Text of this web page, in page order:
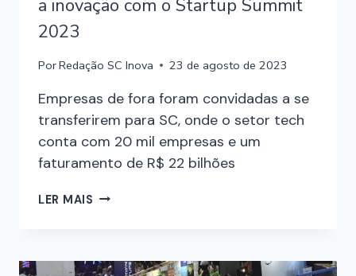
a inovação com o Startup Summit
2023
PorRedação SC Inova 23 de agosto de 2023
Empresas de fora foram convidadas a se
transferirem para SC, onde o setor tech
conta com 20 mil empresas e um
faturamento de R$ 22 bilhões
LER MAIS